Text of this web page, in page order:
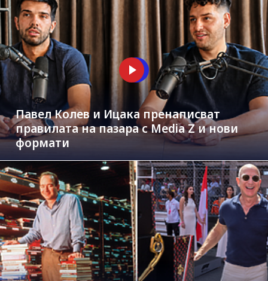
Павел Колев и Ицака пренаписват
правилата на пазара с Media Z и нови
формати